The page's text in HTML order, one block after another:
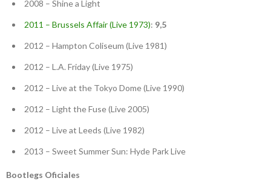
2008 – Shine a Light
2011 – Brussels Affair (Live 1973): 9,5
2012 – Hampton Coliseum (Live 1981)
2012 – L.A. Friday (Live 1975)
2012 – Live at the Tokyo Dome (Live 1990)
2012 – Light the Fuse (Live 2005)
2012 – Live at Leeds (Live 1982)
2013 – Sweet Summer Sun: Hyde Park Live
Bootlegs Oficiales